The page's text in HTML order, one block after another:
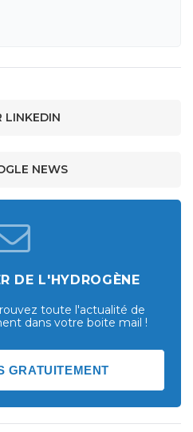
LINKEDIN
NEWS
DE L'HYDROGÈNE
toute l'actualité de
dans votre boite mail !
GRATUITEMENT